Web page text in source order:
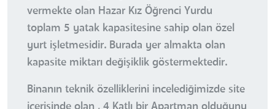
vermekte olan Hazar Kız Öğrenci Yurdu
toplam 5 yatak kapasitesine sahip olan özel
yurt işletmesidir. Burada yer almakta olan
kapasite miktarı değişiklik göstermektedir.
Binanın teknik özelliklerini incelediğimizde site
içerisinde olan , 4 Katlı bir Apartman olduğunu